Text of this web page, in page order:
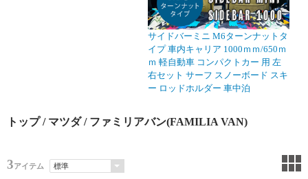
サイドバーミニ M6ターンナットタ
イプ 車内キャリア 1000ｍｍ/650ｍ
ｍ 軽自動車 コンパクトカー 用 左
右セット サーフ スノーボード スキ
ー ロッドホルダー 車中泊
トップ/ マツダ/ ファミリアバン(FAMILIA VAN)
3アイテム